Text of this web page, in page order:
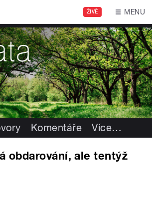
ŽIVĚ MENU
Komentáře Více…
obdarování, ale tentýž